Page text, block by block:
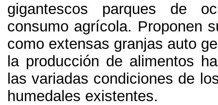
gigantescos parques de
consumo agrícola. Proponen
como extensas granjas auto
la producción de alimentos
las variadas condiciones de
humedales existentes.